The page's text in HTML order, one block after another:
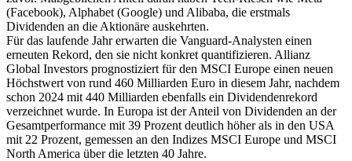
(Facebook), Alphabet (Google) und Alibaba, die erstmals
Dividenden an die Aktionäre auskehrten.
Für das laufende Jahr erwarten die Vanguard-Analysten einen
erneuten Rekord, den sie nicht konkret quantifizieren. Allianz
Global Investors prognostiziert für den MSCI Europe einen neuen
Höchstwert von rund 460 Milliarden Euro in diesem Jahr, nachdem
schon 2024 mit 440 Milliarden ebenfalls ein Dividendenrekord
verzeichnet wurde. In Europa ist der Anteil von Dividenden an der
Gesamtperformance mit 39 Prozent deutlich höher als in den USA
mit 22 Prozent, gemessen an den Indizes MSCI Europe und MSCI
North America über die letzten 40 Jahre.